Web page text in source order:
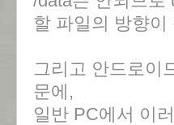
할 파일의 방향이
그리고 안드로이
문에,
일반 PC에서 이